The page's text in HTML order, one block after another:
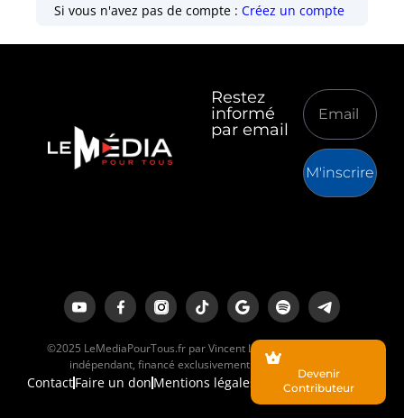
Si vous n'avez pas de compte :Créez un compte
Restez
informé
par email
M'inscrire
©2025 LeMediaPourTous.fr par Vincent Lapierre est un média
indépendant, financé exclusivement par ses lecteurs.
ContactFaire un don Mentions légales
Devenir
Contributeur